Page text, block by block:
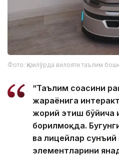
Фото: Қизилўрда вилояти таълим
“Таълим соҳасини
жараёнига
жорий этиш бўйича
борилмоқда.
ва лицейлар сунъий
элементларини